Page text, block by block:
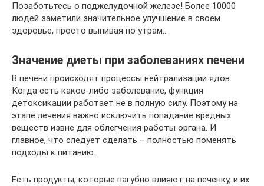
Позаботьтесь о поджелудочной железе! Более 10000
людей заметили значительное улучшение в своем
здоровье, просто выпивая по утрам…
Значение диеты при заболеваниях печени
В печени происходят процессы нейтрализации ядов.
Когда есть какое-либо заболевание, функция
детоксикации работает не в полную силу. Поэтому на
этапе лечения важно исключить попадание вредных
веществ извне для облегчения работы органа. И
главное, что следует сделать – полностью поменять
подходы к питанию.
Есть продукты, которые пагубно влияют на печенку, и их